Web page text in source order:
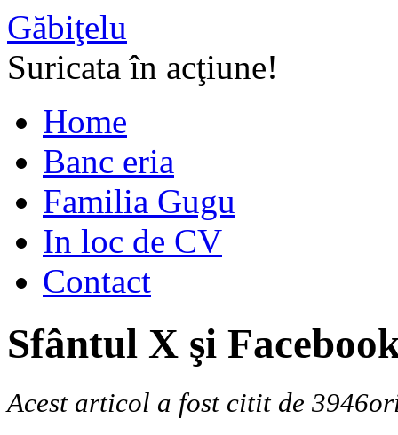
Găbiţelu
Suricata în acţiune!
Home
Banc eria
Familia Gugu
In loc de CV
Contact
Sfântul X şi
Acest articol a fost citit de